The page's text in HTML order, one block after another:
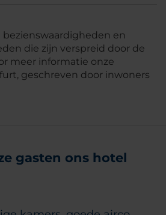
en
die zijn verspreid door de
meer informatie onze
geschreven door inwoners
gasten ons hotel